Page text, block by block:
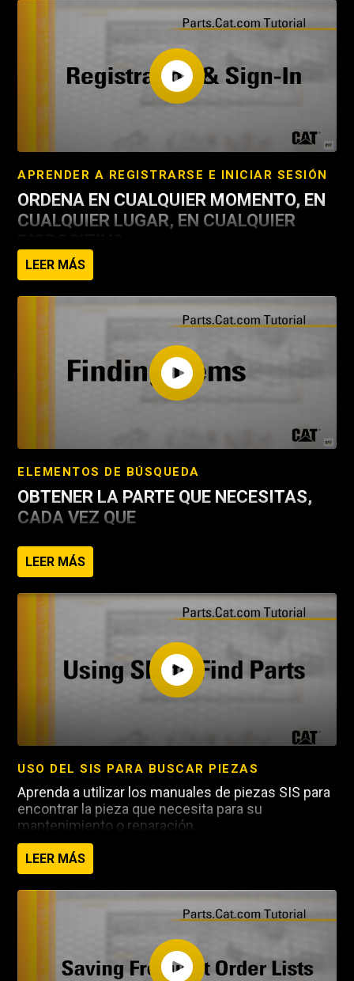
APRENDER A REGISTRARSE E INICIAR SESIÓN
ORDENA EN CUALQUIER MOMENTO, EN
CUALQUIER LUGAR, EN CUALQUIER
Acceda a +1.4 millones de números de parte y haga sus
Envío a cualquier lugar o recogida en la tienda de su
distribuidor"
Añade y guarda múltiples máquinas que compras con
frecuencia*
Inicia sesión para ver precios y disponibilidad*.
Descargue las listas de control del gato para guiar el
servicio interno
LEER MÁS
ELEMENTOS DE BÚSQUEDA
OBTENER LA PARTE QUE NECESITAS,
CADA VEZ QUE
Busca por número de pieza, número de serie de la
máquina o categoría de piezas
Ver la disponibilidad de piezas en tiempo real
Acceda a la información técnica de todos los equipos
Cat
LEER MÁS
USO DEL SIS PARA BUSCAR PIEZAS
Aprenda a utilizar los manuales de piezas SIS para
encontrar la pieza que necesita para su
mantenimiento o reparación.
LEER MÁS